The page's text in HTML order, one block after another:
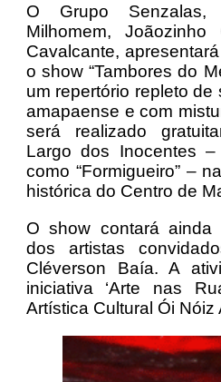
O Grupo
Milhomem,
Cavalcante,
o show “Tambores do
um repertório repleto
amapaense e com
será realizado
Largo dos Inocentes –
como “Formigueiro” –
histórica do Centro de
O show contará ainda
dos artistas
Cléverson Baía. A
iniciativa ‘Arte nas
Artística Cultural Ói Nóiz